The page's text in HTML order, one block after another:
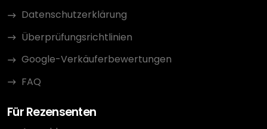
Datenschutzerklärung
Überprüfungsrichtlinien
Google-Verkäuferbewertungen
FAQ
Für Rezensenten